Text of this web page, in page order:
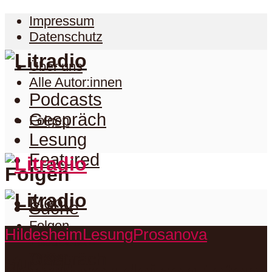
Impressum
Datenschutz
Über uns
Alle Autor:innen
Folgen
Folgen
Folgen
Facebook
Podcasts
Gespräch
Lesung
Featured
Menu
Suche
Podcasts
HildesheimLesungProsanova